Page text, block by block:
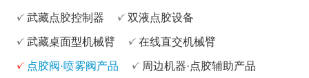
武藏点胶控制器 双液点胶设备
武藏桌面型机械臂 在线直交机械臂
点胶阀·喷雾阀产品 周边机器·点胶辅助产品